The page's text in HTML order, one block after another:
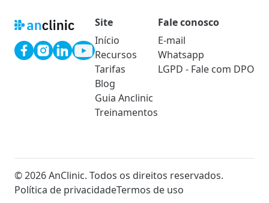
Site
Início
Recursos
Tarifas
Blog
Guia Anclinic
Treinamentos
Fale conosco
E-mail
Whatsapp
LGPD - Fale com DPO
© 2026 AnClinic. Todos os direitos reservados.
Política de privacidadeTermos de uso